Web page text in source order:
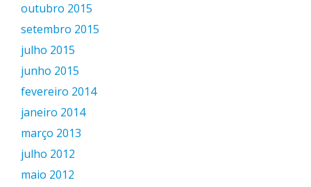
outubro 2015
setembro 2015
julho 2015
junho 2015
fevereiro 2014
janeiro 2014
março 2013
julho 2012
maio 2012